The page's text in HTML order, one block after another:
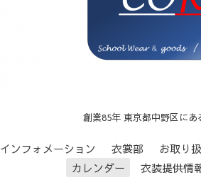
創業85年 東京都中野区にあ
インフォメーション 衣裳部 お取り
カレンダー
衣装提供情